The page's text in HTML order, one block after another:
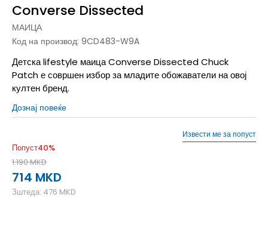
Converse Dissected
МАИЦА
Код на производ: 9CD483-W9A
Детска lifestyle маица Converse Dissected Chuck
Patch е совршен избор за младите обожаватели на овој
култен бренд.
Дознај повеќе
Попуст40%
1.190MKD
714 MKD
Зштеда: 476 MKD
Извести ме за попуст